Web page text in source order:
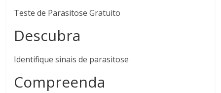
Teste de Parasitose Gratuito
Descubra
Identifique sinais de parasitose
Compreenda